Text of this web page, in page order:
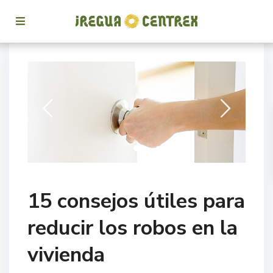
15 consejos útiles para
reducir los robos en la
vivienda